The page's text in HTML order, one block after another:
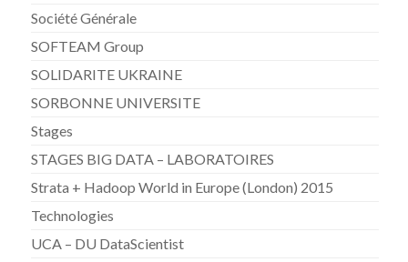
Société Générale
SOFTEAM Group
SOLIDARITE UKRAINE
SORBONNE UNIVERSITE
Stages
STAGES BIG DATA – LABORATOIRES
Strata + Hadoop World in Europe (London) 2015
Technologies
UCA – DU DataScientist